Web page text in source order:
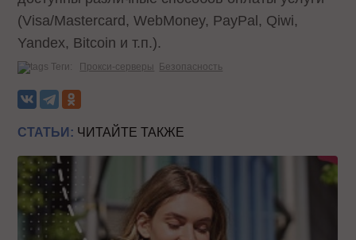
(Visa/Mastercard, WebMoney, PayPal, Qiwi,
Yandex, Bitcoin и т.п.).
Теги: Прокси-серверы Безопасность
СТАТЬИ: ЧИТАЙТЕ ТАКЖЕ